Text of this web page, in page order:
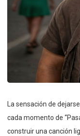
La sensación de
cada momento de
construir una canción